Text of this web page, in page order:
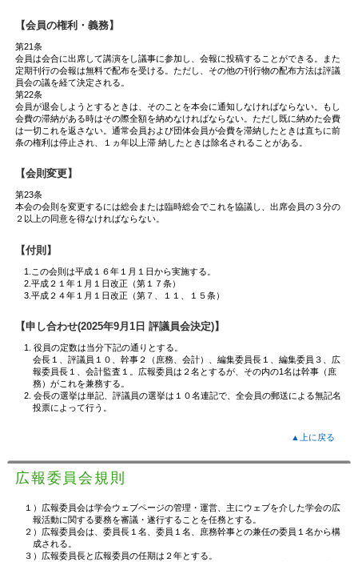
【会員の権利・義務】
第21条
会員は会合に出席して講演をし議事に参加し、会報に投稿することができる。また
定期刊行の会報は無料で配布を受ける。ただし、その他の刊行物の配布方法は評議
員会の議を経て決定される。
第22条
会員が退会しようとするときは、そのことを本会に通知しなければならない。もし
会費の滞納がある時はその際全額を納めなければならない。ただし既に納めた会費
は一切これを返さない。通常会員および団体会員が会費を滞納したときは直ちに前
条の権利は停止され、１ヵ年以上滞 納したときは除名されることがある。
【会則変更】
第23条
本会の会則を変更するには総会または臨時総会でこれを協議し、出席会員の３分の
２以上の同意を得なければならない。
【付則】
1.この会則は平成１６年１月１日から実施する。
2.平成２１年１月１日改正（第１７条）
3.平成２４年１月１日改正（第７、１１、１５条）
【申し合わせ(2025年9月1日 評議員会決定)】
1. 役員の定数は当分下記の通りとする。
会長１、評議員１０、幹事２（庶務、会計）、編集委員長１、編集委員３、広
報委員長１、会計監査１。広報委員は２名とするが、その内の1名は幹事（庶
務）がこれを兼務する。
2. 会長の選挙は単記、評議員の選挙は１０名連記で、全会員の郵送による無記名
投票によって行う。
▲上に戻る
広報委員会規則
１）広報委員会は学会ウェブページの管理・運営、主にウェブを介した学会の広
報活動に関する要務を審議・遂行することを任務とする。
２）広報委員会は、委員長１名、委員１名、庶務幹事との兼任の委員１名から構
成される。
３）広報委員長と広報委員の任期は２年とする。